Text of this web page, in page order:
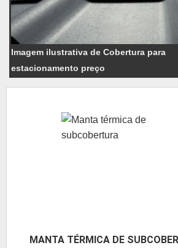
Imagem ilustrativa de Cobertura para
estacionamento preço
MANTA TÉRMICA DE